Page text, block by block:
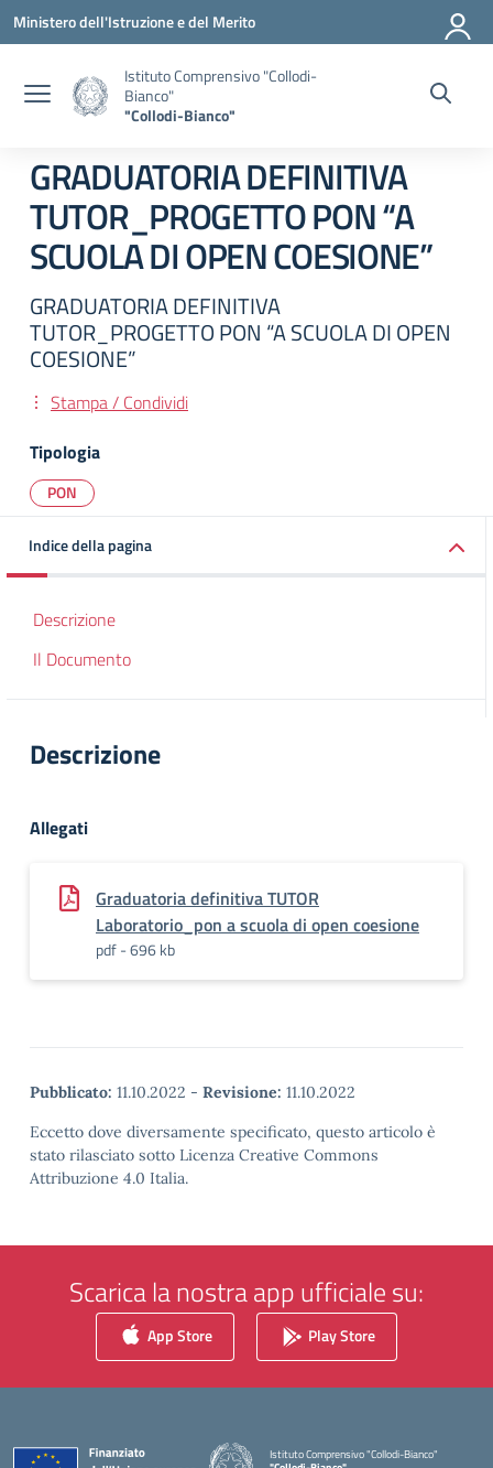
Vai ai contenuti
Vai al menu di navigazione
Vai al footer
Ministero dell'Istruzione e del Merito
Istituto Comprensivo "Collodi-
Bianco"
"Collodi-Bianco"
GRADUATORIA DEFINITIVA
TUTOR_PROGETTO PON “A
SCUOLA DI OPEN COESIONE”
GRADUATORIA DEFINITIVA
TUTOR_PROGETTO PON “A SCUOLA DI OPEN
COESIONE”
Stampa / Condividi
Tipologia
PON
Indice della pagina
Descrizione
Il Documento
Descrizione
Allegati
Graduatoria definitiva TUTOR
Laboratorio_pon a scuola di open coesione
pdf - 696 kb
Pubblicato: 11.10.2022 - Revisione: 11.10.2022
Eccetto dove diversamente specificato, questo articolo è
stato rilasciato sotto Licenza Creative Commons
Attribuzione 4.0 Italia.
Scarica la nostra app ufficiale su:
App Store Play Store
Istituto Comprensivo "Collodi-Bianco"